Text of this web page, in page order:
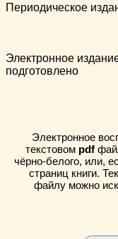
Периодическое
Электронное
подготовлено
Электронное
текстовом pdf
чёрно-белого, или,
страниц книги.
файлу можно